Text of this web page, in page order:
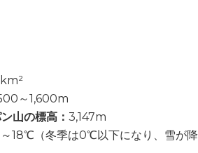
～1,600m
山の標高： 3,147m
～18℃（冬季は0℃以下になり、雪が降